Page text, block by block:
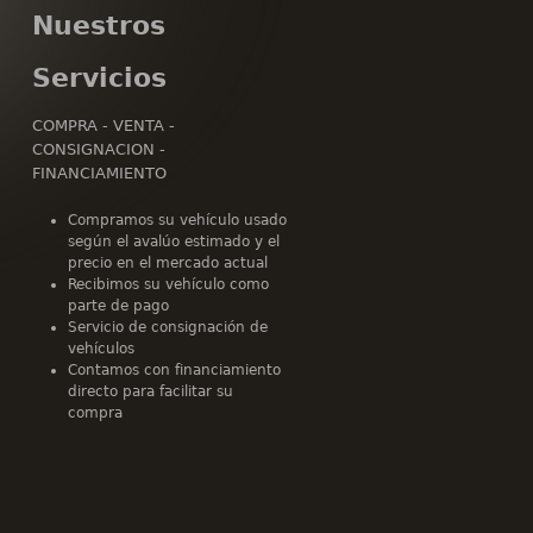
Nuestros
Servicios
COMPRA - VENTA -
CONSIGNACION -
FINANCIAMIENTO
Compramos su vehículo usado
según el avalúo estimado y el
precio en el mercado actual
Recibimos su vehículo como
parte de pago
Servicio de consignación de
vehículos
Contamos con financiamiento
directo para facilitar su
compra